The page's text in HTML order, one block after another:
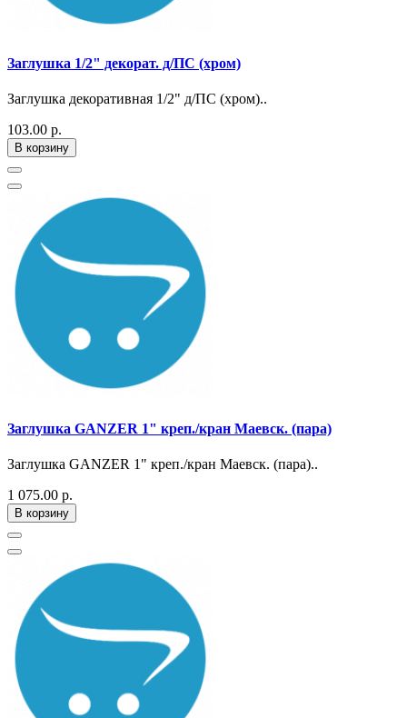
Заглушка 1/2" декорат. д/ПС (хром)
Заглушка декоративная 1/2" д/ПС (хром)..
103.00 р.
В корзину
Заглушка GANZER 1" креп./кран Маевск. (пара)
Заглушка GANZER 1" креп./кран Маевск. (пара)..
1 075.00 р.
В корзину